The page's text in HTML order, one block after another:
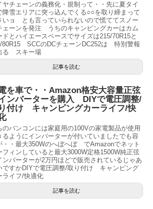
ヤチェーンの義務化・規制って・・先に夏タイ
降雪エリアに突っ込んでくる○○を取り締まって
いョ とも言っていられないので慌ててスノー
ェーンを発注 うちのキャンピングカーはカム
ドとハイエースベースでサイズは215/70R15と
80R15 SCCのDCチェーンDC252は 特別警報
る スキー場
記事を読む
を車で・・Amazon格安大容量正弦
ンバーターを購入 DIYで電圧調整/
付け キャンピングカーライフ/快
のバンコンには家庭用の100Vの家電製品が使用
るようにインバーターが付いていましたでも容
・・最大350Wのへぼへぼ でAmazonでネット
フィンしていると最大3000W定格1500W純正弦
ンバーターが2万円ほどで販売されているじゃあ
ですかDIYで電圧調整/取り付け キャンピング
ライフ/快適化
記事を読む